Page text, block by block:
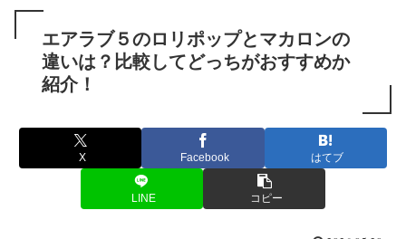
エアラブ５のロリポップとマカロンの
違いは？比較してどっちがおすすめか
紹介！
X Facebook はてブ
LINE コピー